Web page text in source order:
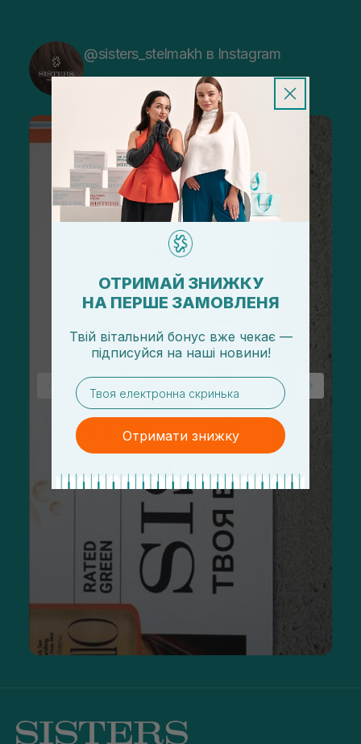
@sisters_stelmakh в Instagram
ОТРИМАЙ ЗНИЖКУ
НА ПЕРШЕ ЗАМОВЛЕНЯ
Твій вітальний бонус вже чекає —
підписуйся на наші новини!
email
Отримати знижку